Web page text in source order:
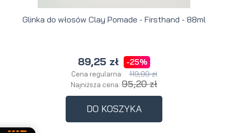
Glinka do włosów Clay Pomade - Firsthand - 88ml
89,25 zł -25%
Cena regularna: 119,00 zł
Najniższa cena: 95,20 zł
DO KOSZYKA